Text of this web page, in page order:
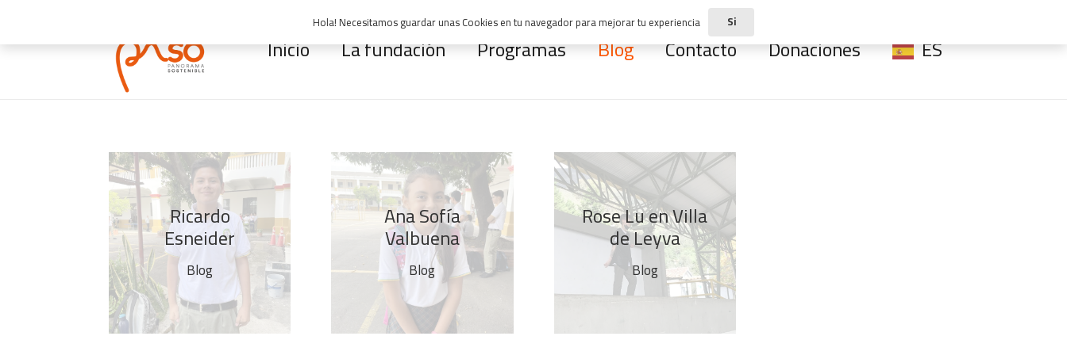
Inicio La fundación Programas Blog Contacto Donaciones ES
Ricardo
Esneider
Blog
Ana Sofía
Valbuena
Blog
Rose Lu en Villa
de Leyva
Blog
Hola! Necesitamos guardar unas Cookies en tu navegador para mejorar tu experiencia Si